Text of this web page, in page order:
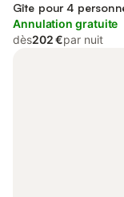
Gîte pour 4
Annulation gratuite
dès202 €par nuit